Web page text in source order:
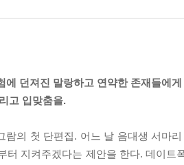
에 던져진 말랑하고 연약한 존재들에게
고 입맞춤을.
람의 첫 단편집. 어느 날 음대생 서마
부터 지켜주겠다는 제안을 한다. 데이